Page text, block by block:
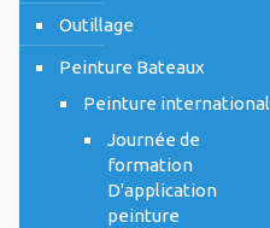
Outillage
Peinture Bateaux
Peinture international
Journée de
formation
D'application
peinture